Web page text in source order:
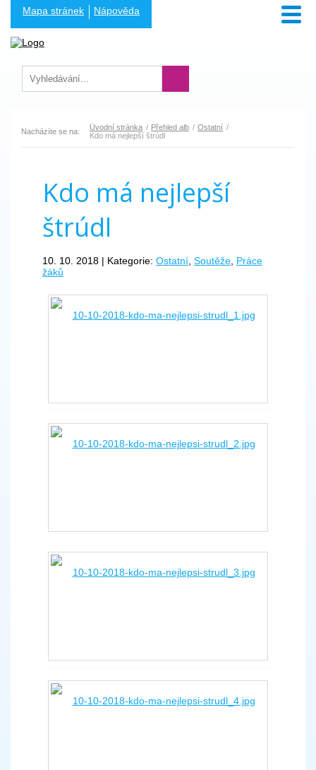
Mapa stránek Nápověda
Nacházíte se na: Úvodní stránka Přehled alb
Ostatní
Kdo má nejlepší štrúdl
Kdo má nejlepší
štrúdl
10. 10. 2018 | Kategorie: Ostatní Soutěže Práce
žáků